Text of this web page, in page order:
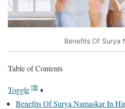
Benefits Of Surya
Table of Contents
Toggle
Benefits Of Surya Namaskar In